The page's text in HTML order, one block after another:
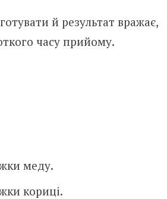
й результат вражає,
часу прийому.
меду.
кориці.